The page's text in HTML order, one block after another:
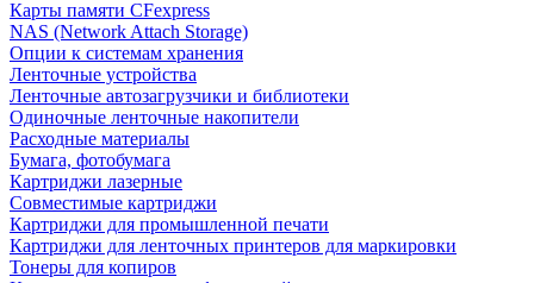
Карты памяти CFexpress
NAS (Network Attach Storage)
Опции к системам хранения
Ленточные устройства
Ленточные автозагрузчики и библиотеки
Одиночные ленточные накопители
Расходные материалы
Бумага, фотобумага
Картриджи лазерные
Совместимые картриджи
Картриджи для промышленной печати
Картриджи для ленточных принтеров для маркировки
Тонеры для копиров